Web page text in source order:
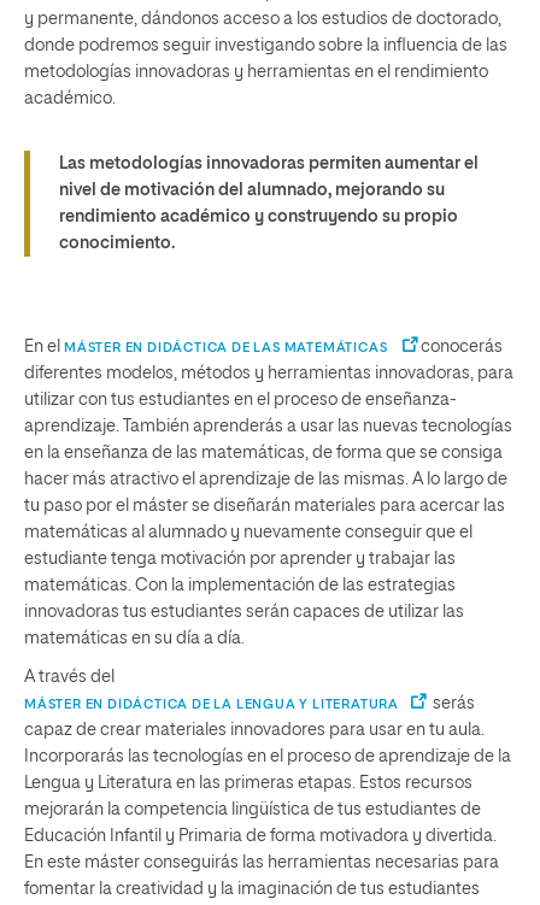
y permanente, dándonos acceso a los estudios de doctorado,
donde podremos seguir investigando sobre la influencia de las
metodologías innovadoras y herramientas en el rendimiento
académico.
Las metodologías innovadoras permiten aumentar el
nivel de motivación del alumnado, mejorando su
rendimiento académico y construyendo su propio
conocimiento.
En el MÁSTER EN DIDÁCTICA DE LAS MATEMÁTICAS
conocerás
diferentes modelos, métodos y herramientas innovadoras, para
utilizar con tus estudiantes en el proceso de enseñanza-
aprendizaje. También aprenderás a usar las nuevas tecnologías
en la enseñanza de las matemáticas, de forma que se consiga
hacer más atractivo el aprendizaje de las mismas. A lo largo de
tu paso por el máster se diseñarán materiales para acercar las
matemáticas al alumnado y nuevamente conseguir que el
estudiante tenga motivación por aprender y trabajar las
matemáticas. Con la implementación de las estrategias
innovadoras tus estudiantes serán capaces de utilizar las
matemáticas en su día a día.
A través del
MÁSTER EN DIDÁCTICA DE LA LENGUA Y LITERATURA
serás
capaz de crear materiales innovadores para usar en tu aula.
Incorporarás las tecnologías en el proceso de aprendizaje de la
Lengua y Literatura en las primeras etapas. Estos recursos
mejorarán la competencia lingüística de tus estudiantes de
Educación Infantil y Primaria de forma motivadora y divertida.
En este máster conseguirás las herramientas necesarias para
fomentar la creatividad y la imaginación de tus estudiantes